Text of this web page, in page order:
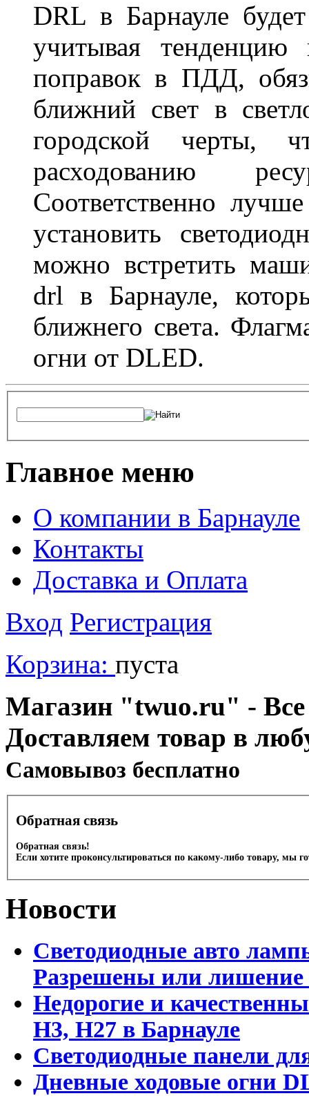
DRL в Барнауле
учитывая тенденцию
поправок в ПДД,
ближний свет в
городской черты,
расходованию
Соответственно
установить
можно встретить
drl в Барнауле,
ближнего света.
огни от DLED.
Главное меню
О компании в Барнауле
Контакты
Доставка и Оплата
Вход Регистрация
Корзина: пуста
Магазин "twuo.ru" - Все
Доставляем товар в
Cамовывоз бесплатно
Обратная связь
Обратная связь!
Если хотите проконсультироваться по какому-либо товару, мы
Новости
Светодиодные авто
Разрешены или лишение
Недорогие и
Н3, Н27 в Барнауле
Светодиодные панели
Дневные ходовые огни